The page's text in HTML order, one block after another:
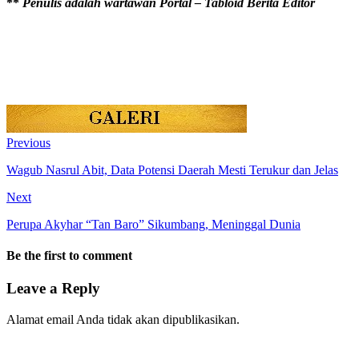
Previous
Wagub Nasrul Abit, Data Potensi Daerah Mesti Terukur dan Jelas
Next
Perupa Akyhar “Tan Baro” Sikumbang, Meninggal Dunia
Be the first to comment
Leave a Reply
Alamat email Anda tidak akan dipublikasikan.